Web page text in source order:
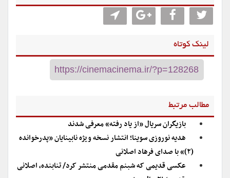
لینک کوتاه
مطالب مرتبط
بازیگران سریال «از یاد رفته» معرفی شدند
هدیه نوروزی سوینا؛ انتشار نسخه ویژه نابینایان «پدرخوانده
(۲)» با صدای فرهاد اصلانی
عکسی قدیمی که شبنم مقدمی منتشر کرد/ تنابنده، اصلانی